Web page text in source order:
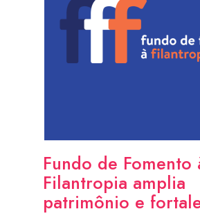
Fundo de Fomento
Filantropia amplia
patrimônio e